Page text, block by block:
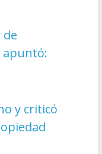
de
apuntó:
y criticó